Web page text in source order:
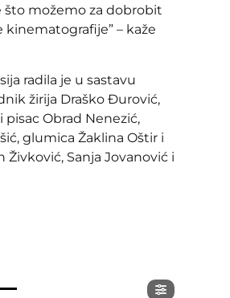
što možemo za dobrobit
– kaže
radila je u sastavu
žirija Draško Đurović,
pisac Obrad Nenezić,
glumica Žaklina Oštir i
Živković, Sanja Jovanović i